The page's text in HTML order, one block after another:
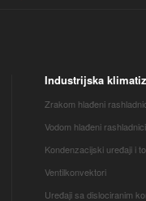
Industrijska
Zrakom hlađeni
Vodom hlađeni
Kondenzacijski uređaji i
Ventilkonvektori
Uređaji sa dislociranim